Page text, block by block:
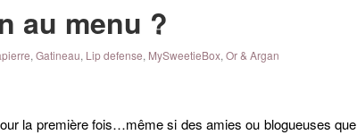
au menu ?
, Gatineau, Lip defense, MySweetieBox, Or & Argan
la première fois…même si des amies ou blogueuses que